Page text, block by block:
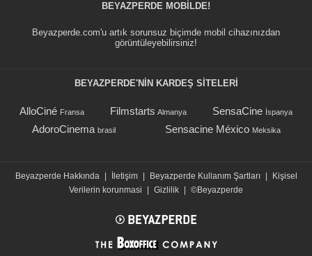
BEYAZPERDE MOBILDE!
Beyazperde.com'u artık sorunsuz biçimde mobil cihazınızdan
görüntüleyebilirsiniz!
BEYAZPERDE'NIN KARDEŞ SİTELERİ
AlloCiné Fransa Filmstarts Almanya SensaCine İspanya
AdoroCinema brasil Sensacine México Meksika
Beyazperde Hakkında İletişim Beyazperde Kullanım Şartları
Kişisel
Verilerin korunmasi
Gizlilik ©Beyazperde